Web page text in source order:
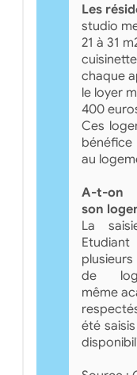
Les
studio
21 à 31
chaque
le loyer
400
Ces
bénéfice
au
A-t-
son
La
de
même
été